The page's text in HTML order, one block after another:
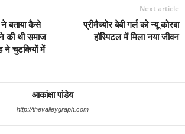
बताया कैसे
की थी समाज
ने चुटकियों में
Next article
प्रीमैच्योर बेबी गर्ल को न्यू कोरबा
हॉस्पिटल में मिला नया जीवन
आकांक्षा पांडेय
http://thevalleygraph.com